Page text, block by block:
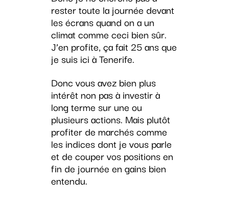
rester toute la journée devant
les écrans quand on a un
climat comme ceci bien sûr.
J’en profite, ça fait 25 ans que
je suis ici à Tenerife.
Donc vous avez bien plus
intérêt non pas à investir à
long terme sur une ou
plusieurs actions. Mais plutôt
profiter de marchés comme
les indices dont je vous parle
et de couper vos positions en
fin de journée en gains bien
entendu.